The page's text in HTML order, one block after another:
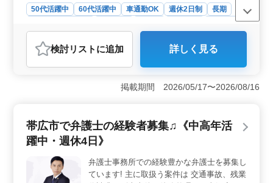
50代活躍中 60代活躍中 車通勤OK 週休2日制
長期
施工管理
おすすめポイント
＜経験活用＞ この求人は土木施工管理の経験者を対象
にしており、長いブランクがある方も歓迎しています。
経験を活かして即戦力として活躍することができ、ブラ
ンクがあっても安心して始められる環境です。 ＜案
川、ダム、水道管など多岐にわたる案件に携わることが
できます。新しいスキルを身につける機会も多くありま
す。 ＜労働環境＞ 週休2日制であり、長期的に安心
して働ける環境が整っています。残業は少なめで、プラ
イベートの時間も大切にでき、ワークライフバランスを
検討リスト に追加 詳しく見る
掲載期間 2026/05/17〜2026/08/16
帯広市で弁護士の経験者募集♫《中高年活
躍中・週休4日》
弁護士事務所での経験豊かな弁護士を募集し
ています! 主に取扱う案件は 交通事故、残業